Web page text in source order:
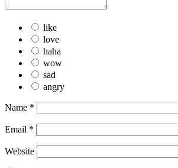
like
love
haha
wow
sad
angry
Name *
Email *
Website